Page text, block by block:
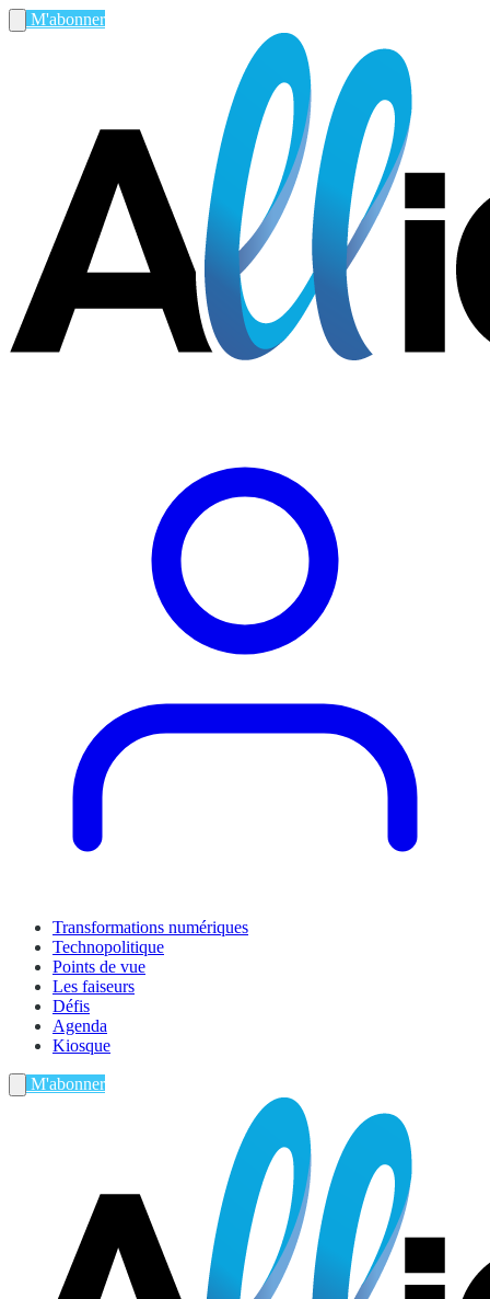
M'abonner
Transformations numériques
Technopolitique
Points de vue
Les faiseurs
Défis
Agenda
Kiosque
M'abonner